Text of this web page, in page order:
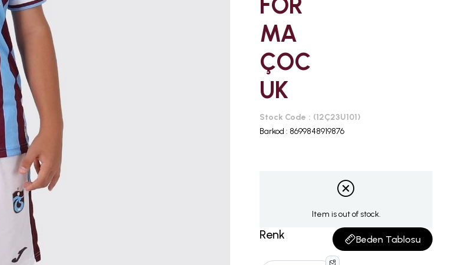
MA
ÇOC
UK
Stock Code
(12Ç23U101)
Barkod : 8699848919876
Item is out of stock.
Renk Beden Tablosu